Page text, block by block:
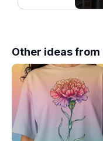
Other ideas from